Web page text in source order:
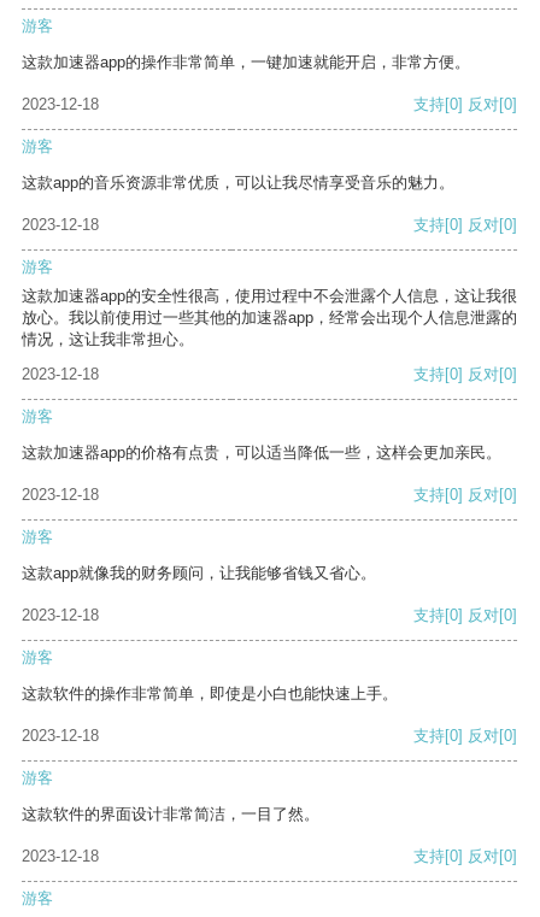
游客
这款加速器app的操作非常简单，一键加速就能开启，非常方便。
2023-12-18 支持[0] 反对[0]
游客
这款app的音乐资源非常优质，可以让我尽情享受音乐的魅力。
2023-12-18 支持[0] 反对[0]
游客
这款加速器app的安全性很高，使用过程中不会泄露个人信息，这让我很
放心。我以前使用过一些其他的加速器app，经常会出现个人信息泄露的
情况，这让我非常担心。
2023-12-18
支持[0] 反对[0]
游客
这款加速器app的价格有点贵，可以适当降低一些，这样会更加亲民。
2023-12-18 支持[0] 反对[0]
游客
这款app就像我的财务顾问，让我能够省钱又省心。
2023-12-18 支持[0] 反对[0]
游客
这款软件的操作非常简单，即使是小白也能快速上手。
2023-12-18 支持[0] 反对[0]
游客
这款软件的界面设计非常简洁，一目了然。
2023-12-18 支持[0] 反对[0]
游客